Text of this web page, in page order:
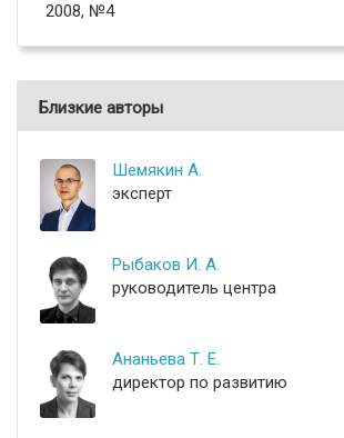
2008, №4
Близкие авторы
Шемякин А.
эксперт
Рыбаков И. А.
руководитель центра
Ананьева Т. Е.
директор по развитию